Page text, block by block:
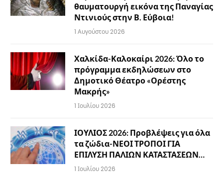
θαυματουργή εικόνα της Παναγίας
Ντινιούς στην Β. Εύβοια!
1 Αυγούστου 2026
Χαλκίδα-Καλοκαίρι 2026: Όλο το
πρόγραμμα εκδηλώσεων στο
Δημοτικό Θέατρο «Ορέστης
Μακρής»
1 Ιουλίου 2026
ΙΟΥΛΙΟΣ 2026: Προβλέψεις για όλα
τα ζώδια-ΝΕΟΙ ΤΡΟΠΟΙ ΓΙΑ
ΕΠΙΛΥΣΗ ΠΑΛΙΩΝ ΚΑΤΑΣΤΑΣΕΩΝ…
1 Ιουλίου 2026